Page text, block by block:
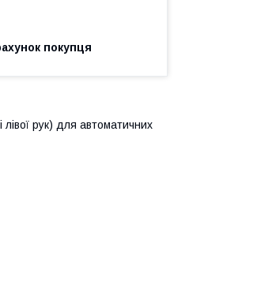
покупця
рук) для автоматичних